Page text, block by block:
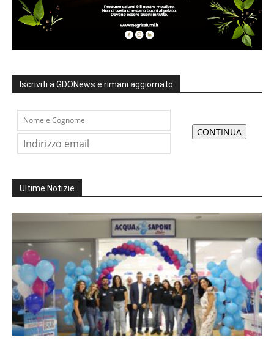
Iscriviti a GDONews e rimani aggiornato
Ultime Notizie